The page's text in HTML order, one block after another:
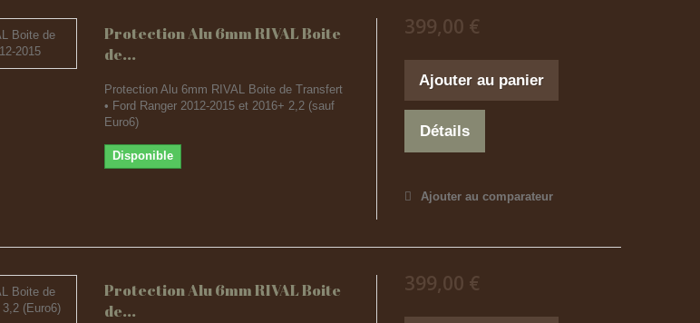
Protection Alu 6mm RIVAL Boite
de...
Protection Alu 6mm RIVAL Boite de Transfert
• Ford Ranger 2012-2015 et 2016+ 2,2 (sauf
Euro6)
Disponible
399,00 €
Ajouter au panier
Détails
Ajouter au comparateur
Protection Alu 6mm RIVAL Boite
de...
399,00 €